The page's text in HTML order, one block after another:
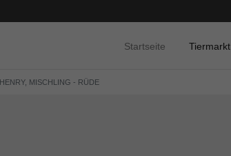
Startseite Tiermarkt
HENRY, MISCHLING - RÜDE